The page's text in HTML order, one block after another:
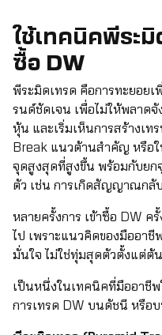
ใช้เทคนิคพีระมิ
ซื้อ DW
พีระมิดเทรด คือการทะยอย
รนด์ชัดเจน เพื่อไม่ให้พลาด
หุ้น และเริ่มเห็นการสร้างเท
Break แนวต้านสำคัญ หรือ
จุดสูงสุดที่สูงขึ้น พร้อมกับย
ตัว เช่น การเกิดสัญญาณกลั
หลายครั้งการ เข้าซื้อ DW ค
ไป เพราะแนวคิดของมืออา
มั่นใจ ไม่ใช่ทุ่มสุดตัวตั้งแต่ต้น
เป็นหนึ่งในเทคนิคที่มืออาชีพ
การเทรด DW บนดัชนี หรือ